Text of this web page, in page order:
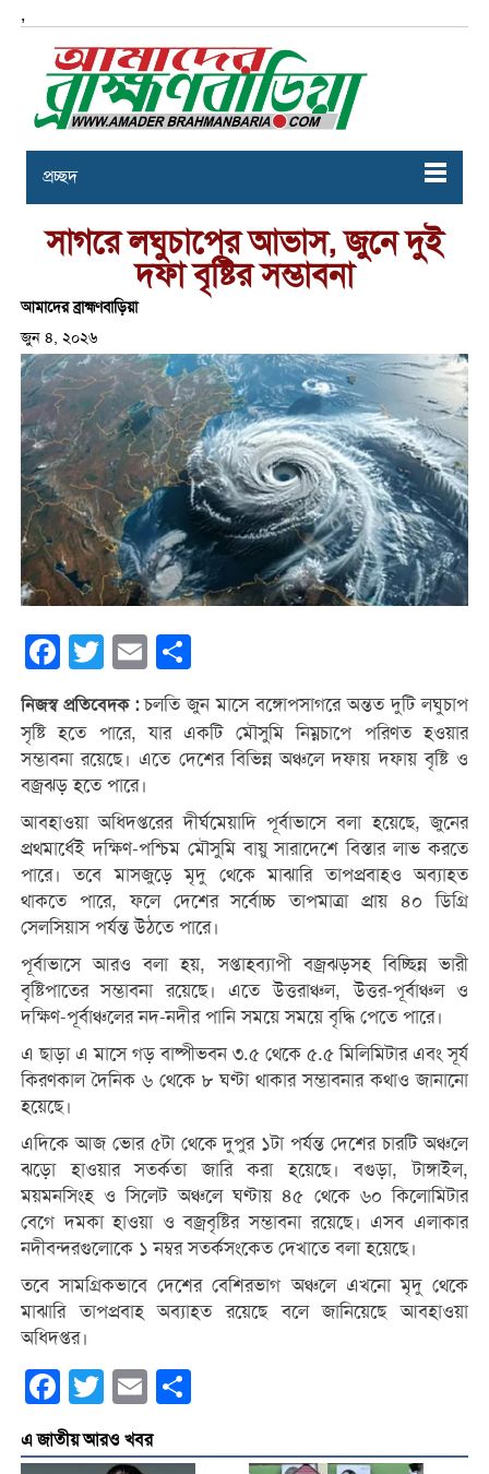
,
প্রচ্ছদ
সাগরে লঘুচাপের আভাস, জুনে দুই
দফা বৃষ্টির সম্ভাবনা
আমাদের ব্রাহ্মণবাড়িয়া
জুন ৪, ২০২৬
Facebook
Twitter Email
নিজস্ব প্রতিবেদক :চলতি জুন মাসে বঙ্গোপসাগরে অন্তত দুটি লঘুচাপ
সৃষ্টি হতে পারে, যার একটি মৌসুমি নিম্নচাপে পরিণত হওয়ার
সম্ভাবনা রয়েছে। এতে দেশের বিভিন্ন অঞ্চলে দফায় দফায় বৃষ্টি ও
বজ্রঝড় হতে পারে।
আবহাওয়া অধিদপ্তরের দীর্ঘমেয়াদি পূর্বাভাসে বলা হয়েছে, জুনের
প্রথমার্ধেই দক্ষিণ-পশ্চিম মৌসুমি বায়ু সারাদেশে বিস্তার লাভ করতে
পারে। তবে মাসজুড়ে মৃদু থেকে মাঝারি তাপপ্রবাহও অব্যাহত
থাকতে পারে, ফলে দেশের সর্বোচ্চ তাপমাত্রা প্রায় ৪০ ডিগ্রি
সেলসিয়াস পর্যন্ত উঠতে পারে।
পূর্বাভাসে আরও বলা হয়, সপ্তাহব্যাপী বজ্রঝড়সহ বিচ্ছিন্ন ভারী
বৃষ্টিপাতের সম্ভাবনা রয়েছে। এতে উত্তরাঞ্চল, উত্তর-পূর্বাঞ্চল ও
দক্ষিণ-পূর্বাঞ্চলের নদ-নদীর পানি সময়ে সময়ে বৃদ্ধি পেতে পারে।
এ ছাড়া এ মাসে গড় বাষ্পীভবন ৩.৫ থেকে ৫.৫ মিলিমিটার এবং সূর্য
কিরণকাল দৈনিক ৬ থেকে ৮ ঘণ্টা থাকার সম্ভাবনার কথাও জানানো
হয়েছে।
এদিকে আজ ভোর ৫টা থেকে দুপুর ১টা পর্যন্ত দেশের চারটি অঞ্চলে
ঝড়ো হাওয়ার সতর্কতা জারি করা হয়েছে। বগুড়া, টাঙ্গাইল,
ময়মনসিংহ ও সিলেট অঞ্চলে ঘণ্টায় ৪৫ থেকে ৬০ কিলোমিটার
বেগে দমকা হাওয়া ও বজ্রবৃষ্টির সম্ভাবনা রয়েছে। এসব এলাকার
নদীবন্দরগুলোকে ১ নম্বর সতর্কসংকেত দেখাতে বলা হয়েছে।
তবে সামগ্রিকভাবে দেশের বেশিরভাগ অঞ্চলে এখনো মৃদু থেকে
মাঝারি তাপপ্রবাহ অব্যাহত রয়েছে বলে জানিয়েছে আবহাওয়া
অধিদপ্তর।
Facebook
Twitter Email
এ জাতীয় আরও খবর